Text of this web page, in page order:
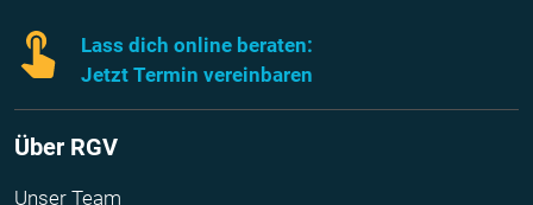
Lass dich online beraten:
Jetzt Termin vereinbaren
Über RGV
Unser Team